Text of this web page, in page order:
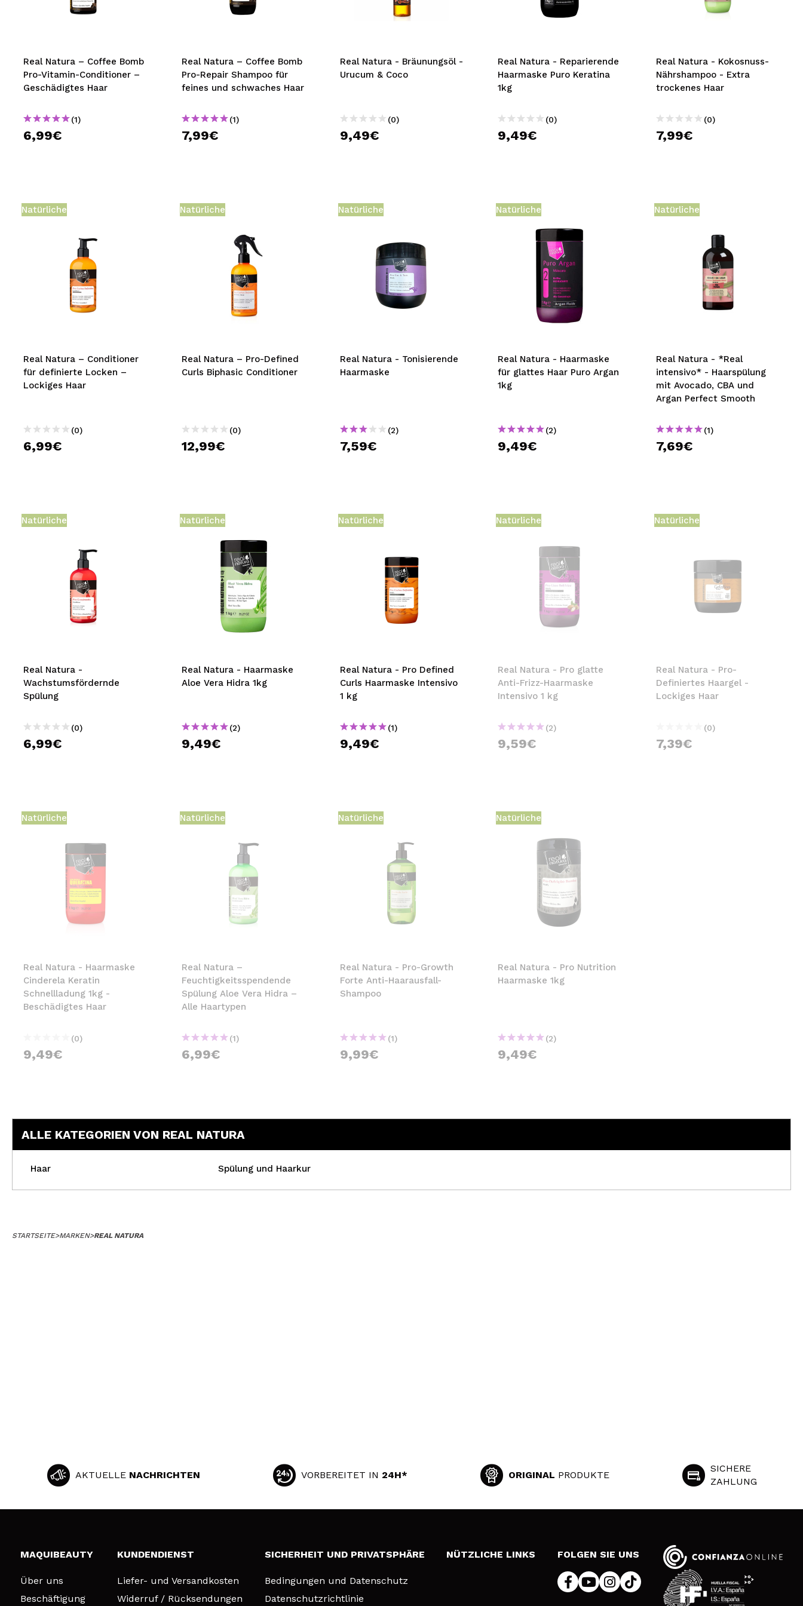
MAQUIFARMA
TRAVEL SIZE
NATURE
SPECIALS
BLOG
bisherigen Vorgänge einsehen.
BENUTZERKONTO ERSTELLEN
Real Natura – Coffee Bomb
Pro-Vitamin-Conditioner –
Geschädigtes Haar
(1)
6,99€
Real Natura – Coffee Bomb
Pro-Repair Shampoo für
feines und schwaches Haar
(1)
7,99€
Real Natura - Bräunungsöl -
Urucum & Coco
(0)
9,49€
Real Natura - Reparierende
Haarmaske Puro Keratina
1kg
(0)
9,49€
Real Natura - Kokosnuss-
Nährshampoo - Extra
trockenes Haar
(0)
7,99€
Natürliche
Real Natura – Conditioner
für definierte Locken –
Lockiges Haar
(0)
6,99€
Natürliche
Real Natura – Pro-Defined
Curls Biphasic Conditioner
(0)
12,99€
Natürliche
Real Natura - Tonisierende
Haarmaske
(2)
7,59€
Natürliche
Real Natura - Haarmaske
für glattes Haar Puro Argan
1kg
(2)
9,49€
Natürliche
Real Natura - *Real
intensivo* - Haarspülung
mit Avocado, CBA und
Argan Perfect Smooth
(1)
7,69€
Natürliche
Real Natura -
Wachstumsfördernde
Spülung
(0)
6,99€
Natürliche
Real Natura - Haarmaske
Aloe Vera Hidra 1kg
(2)
9,49€
Natürliche
Real Natura - Pro Defined
Curls Haarmaske Intensivo
1 kg
(1)
9,49€
Natürliche
Real Natura - Pro glatte
Anti-Frizz-Haarmaske
Intensivo 1 kg
(2)
9,59€
Natürliche
Real Natura - Pro-
Definiertes Haargel -
Lockiges Haar
(0)
7,39€
Natürliche
Real Natura - Haarmaske
Cinderela Keratin
Schnellladung 1kg -
Beschädigtes Haar
(0)
9,49€
Natürliche
Real Natura –
Feuchtigkeitsspendende
Spülung Aloe Vera Hidra –
Alle Haartypen
(1)
6,99€
Natürliche
Real Natura - Pro-Growth
Forte Anti-Haarausfall-
Shampoo
(1)
9,99€
Natürliche
Real Natura - Pro Nutrition
Haarmaske 1kg
(2)
9,49€
ALLE KATEGORIEN VON REAL NATURA
Haar Spülung und Haarkur
STARTSEITE>MARKEN>REAL NATURA
AKTUELLE NACHRICHTEN VORBEREITET IN 24H* ORIGINAL PRODUKTE
SICHERE
ZAHLUNG
MAQUIBEAUTY
Über uns
Beschäftigung
KUNDENDIENST
Liefer- und Versandkosten
Widerruf / Rücksendungen
SICHERHEIT UND PRIVATSPHÄRE
Bedingungen und Datenschutz
Datenschutzrichtlinie
NÜTZLICHE LINKS FOLGEN SIE UNS